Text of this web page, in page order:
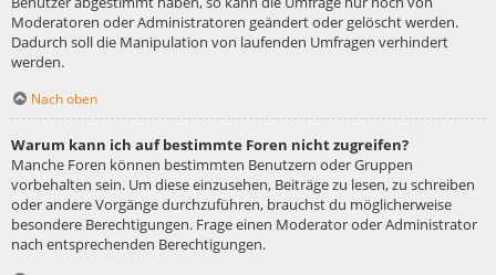
Moderatoren oder Administratoren geändert oder gelöscht werden.
Dadurch soll die Manipulation von laufenden Umfragen verhindert
werden.
Nach oben
Warum kann ich auf bestimmte Foren nicht zugreifen?
Manche Foren können bestimmten Benutzern oder Gruppen
vorbehalten sein. Um diese einzusehen, Beiträge zu lesen, zu schreiben
oder andere Vorgänge durchzuführen, brauchst du möglicherweise
besondere Berechtigungen. Frage einen Moderator oder Administrator
nach entsprechenden Berechtigungen.